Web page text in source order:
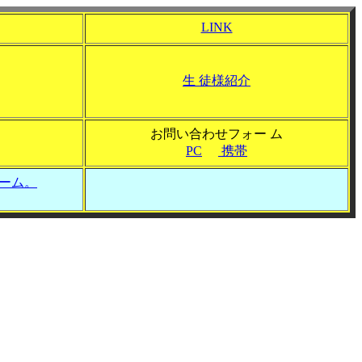
LINK
生 徒様紹介
お問い合わせフォー ム
PC
携帯
ム。